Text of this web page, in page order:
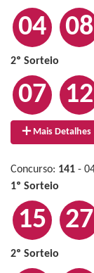
04 08
2º Sorteio
07 12
Mais Detalhes
Concurso: 141 -
1º Sorteio
15 27
2º Sorteio